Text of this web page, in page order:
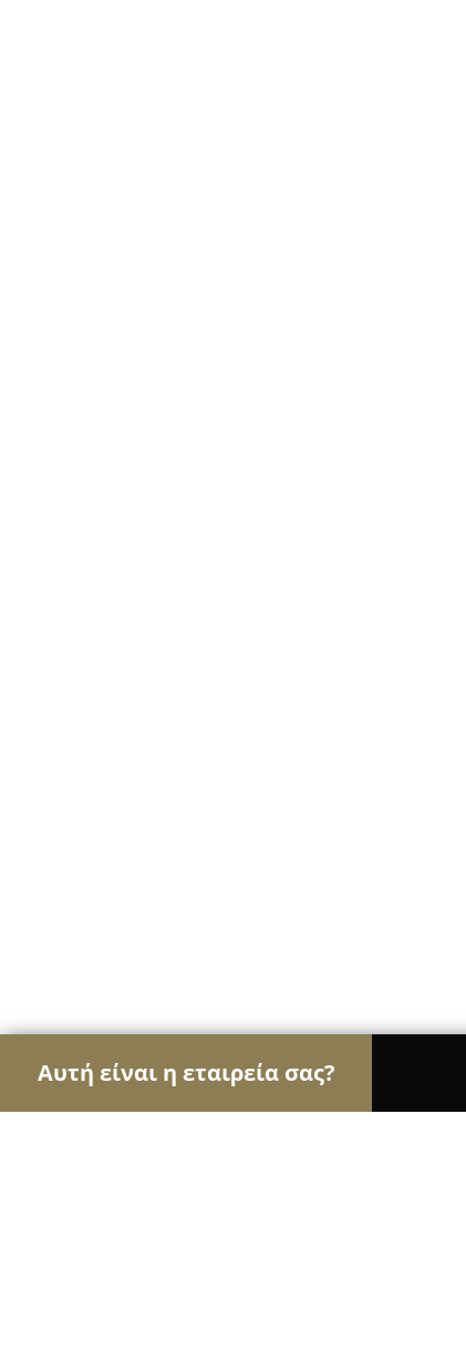
Αυτή είναι η εταιρεία σας?